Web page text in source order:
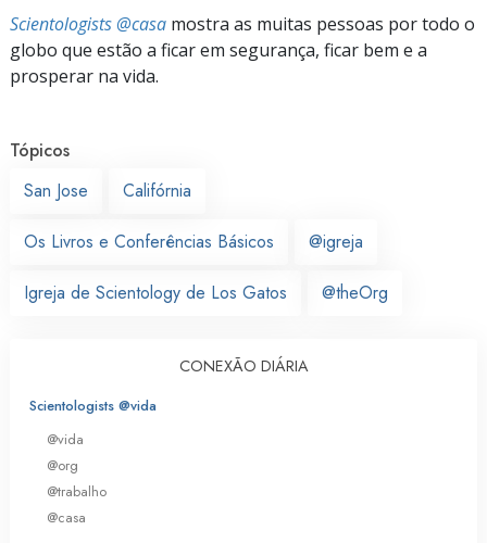
Scientologists @casa mostra as muitas pessoas por todo o
globo que estão a ficar em segurança, ficar bem e a
prosperar na vida.
Tópicos
San Jose
Califórnia
Os Livros e Conferências Básicos @igreja
Igreja de Scientology de Los Gatos @theOrg
CONEXÃO DIÁRIA
Scientologists @vida
@vida
@org
@trabalho
@casa